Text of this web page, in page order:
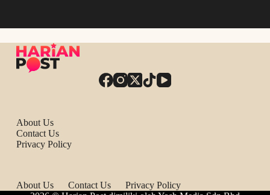
About Us
Contact Us
Privacy Policy
About Us Contact Us
Privacy Policy